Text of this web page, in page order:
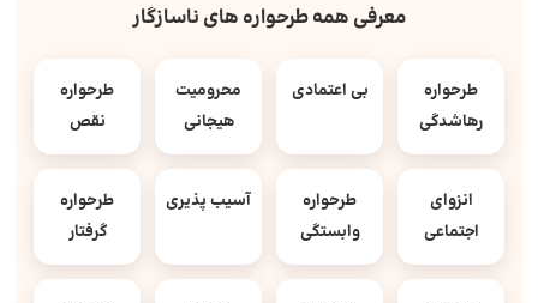
معرفی همه طرحواره های ناسازگار
طرحواره
رهاشدگی
بی اعتمادی
محرومیت
هیجانی
طرحواره
نقص
انزوای
اجتماعی
طرحواره
وابستگی
آسیب پذیری
طرحواره
گرفتار